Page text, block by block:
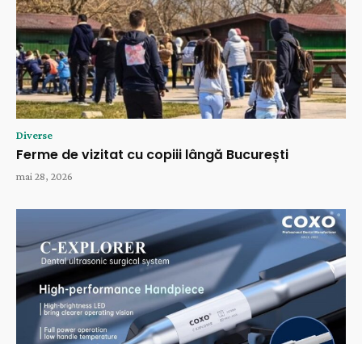
Diverse
Ferme de vizitat cu copiii lângă București
mai 28, 2026